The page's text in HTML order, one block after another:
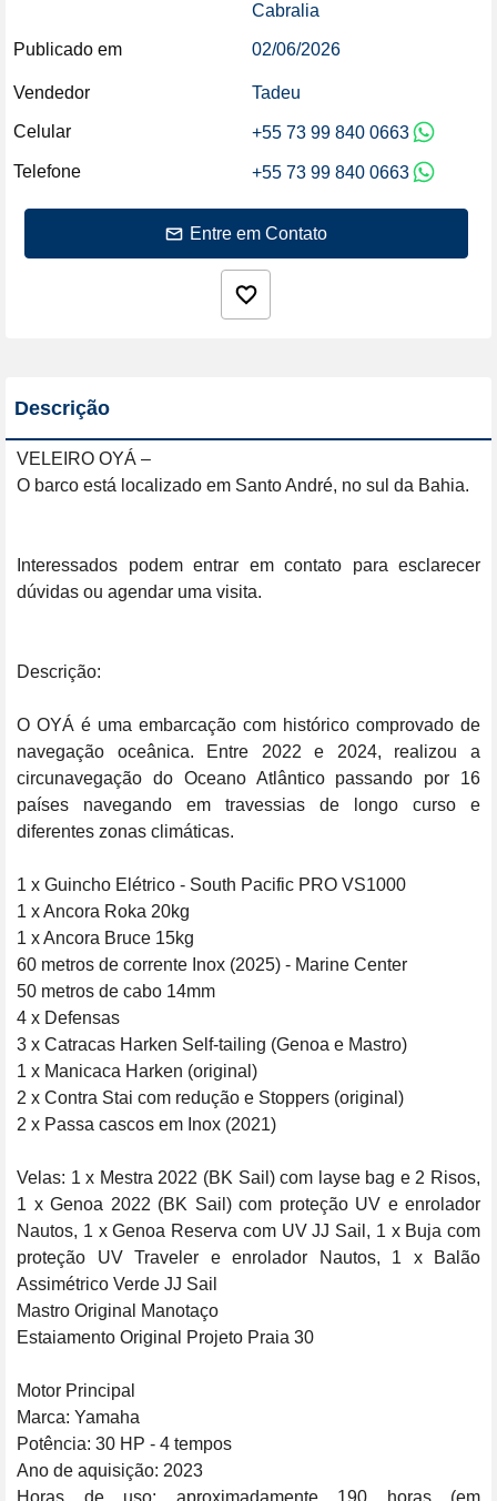
Cabralia
Publicado em 02/06/2026
Vendedor Tadeu
Celular +55 73 99 840 0663
Telefone +55 73 99 840 0663
Entre em Contato
Descrição
VELEIRO OYÁ –
O barco está localizado em Santo André, no sul da Bahia.
Interessados podem entrar em contato para esclarecer
dúvidas ou agendar uma visita.
Descrição:
O OYÁ é uma embarcação com histórico comprovado de
navegação oceânica. Entre 2022 e 2024, realizou a
circunavegação do Oceano Atlântico passando por 16
países navegando em travessias de longo curso e
diferentes zonas climáticas.
1 x Guincho Elétrico - South Pacific PRO VS1000
1 x Ancora Roka 20kg
1 x Ancora Bruce 15kg
60 metros de corrente Inox (2025) - Marine Center
50 metros de cabo 14mm
4 x Defensas
3 x Catracas Harken Self-tailing (Genoa e Mastro)
1 x Manicaca Harken (original)
2 x Contra Stai com redução e Stoppers (original)
2 x Passa cascos em Inox (2021)
Velas: 1 x Mestra 2022 (BK Sail) com layse bag e 2 Risos,
1 x Genoa 2022 (BK Sail) com proteção UV e enrolador
Nautos, 1 x Genoa Reserva com UV JJ Sail, 1 x Buja com
proteção UV Traveler e enrolador Nautos, 1 x Balão
Assimétrico Verde JJ Sail
Mastro Original Manotaço
Estaiamento Original Projeto Praia 30
Motor Principal
Marca: Yamaha
Potência: 30 HP - 4 tempos
Ano de aquisição: 2023
Horas de uso: aproximadamente 190 horas (em